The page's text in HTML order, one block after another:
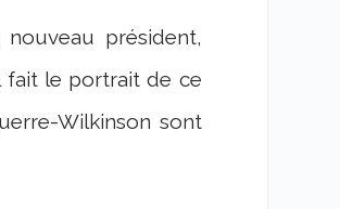
nouveau président,
fait le portrait de ce
Wilkinson sont